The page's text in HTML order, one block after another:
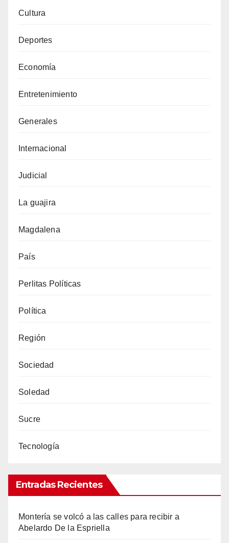
Cultura
Deportes
Economía
Entretenimiento
Generales
Internacional
Judicial
La guajira
Magdalena
País
Perlitas Políticas
Política
Región
Sociedad
Soledad
Sucre
Tecnología
Entradas Recientes
Montería se volcó a las calles para recibir a
Abelardo De la Espriella